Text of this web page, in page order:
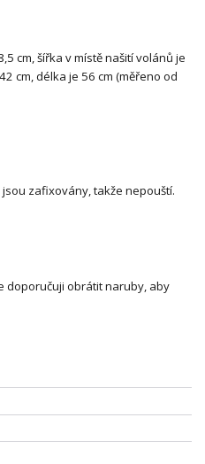
cm, šířka v místě našití volánů je
cm, délka je 56 cm (měřeno od
zafixovány, takže nepouští.
doporučuji obrátit naruby, aby